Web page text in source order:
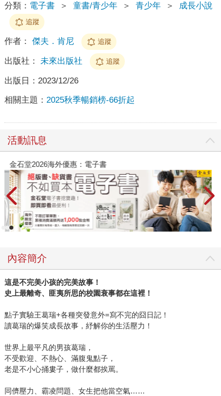
分類： 電子書 ＞ 童書/青少年 ＞ 青少年 ＞ 成長小說
追蹤
作者： 傑夫．肯尼 追蹤
出版社： 未來出版社 追蹤
出版日： 2023/12/26
相關主題： 2025秋季暢銷榜-66折起
活動訊息
金石堂2026海外優惠：電子書
內容簡介
這是不完美小孩的完美故事！
史上最離奇、匪夷所思的校園衰事都在這裡！
點子實驗王葛瑞+各種突發意外=寫不完的囧日記！
讀葛瑞的爆笑成長故事，紓解你的生活壓力！
世界上最平凡的男孩葛瑞，
不受歡迎、不熱心、滿腹鬼點子，
老是不小心捅婁子，做什麼都挨罵。
同儕壓力、霸凌問題、女生把他當空氣……